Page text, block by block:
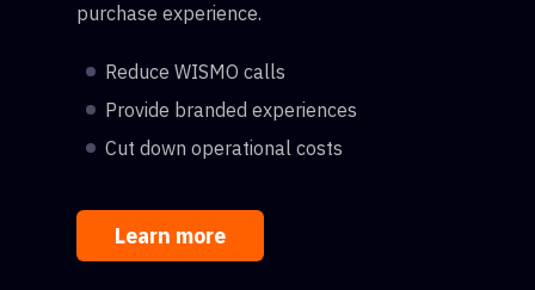
purchase experience.
Reduce WISMO calls
Provide branded experiences
Cut down operational costs
Learn more